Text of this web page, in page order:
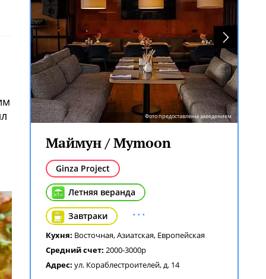
Фото предоставлены заведением
Маймун / Mymoon
Ginza Project
Летняя веранда
Завтраки ...
Кухня: Восточная,Азиатская, Европейская
Средний счет: 2000-3000р
Адрес: ул. Кораблестроителей, д. 14